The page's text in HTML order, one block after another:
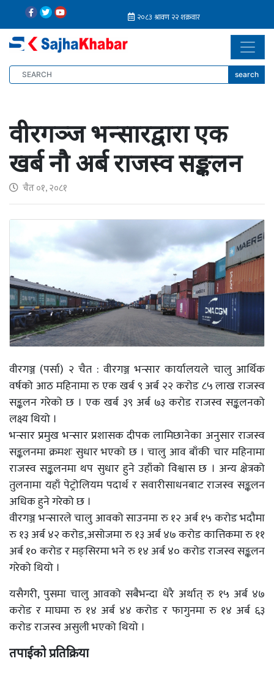
search
वीरगञ्ज भन्सारद्वारा एक
खर्ब नौ अर्ब राजस्व सङ्कलन
चैत ०१, २०८१
वीरगञ्ज (पर्सा) २ चैत : वीरगञ्ज भन्सार कार्यालयले चालु आर्थिक
वर्षको आठ महिनामा रु एक खर्ब ९ अर्ब २२ करोड ८५ लाख राजस्व
सङ्कलन गरेको छ । एक खर्ब ३९ अर्ब ७३ करोड राजस्व सङ्कलनको
लक्ष्य थियो ।
भन्सार प्रमुख भन्सार प्रशासक दीपक लामिछानेका अनुसार राजस्व
सङ्कलनमा क्रमशः सुधार भएको छ । चालु आव बाँकी चार महिनामा
राजस्व सङ्कलनमा थप सुधार हुने उहाँको विश्वास छ । अन्य क्षेत्रको
तुलनामा यहाँ पेट्रोलियम पदार्थ र सवारीसाधनबाट राजस्व सङ्कलन
अधिक हुने गरेको छ ।
वीरगञ्ज भन्सारले चालु आवको साउनमा रु १२ अर्ब १५ करोड भदौमा
रु १३ अर्ब ४२ करोड,असोजमा रु १३ अर्ब ४७ करोड कात्तिकमा रु ११
अर्ब १० करोड र मङ्सिरमा भने रु १४ अर्ब ४० करोड राजस्व सङ्कलन
गरेको थियो ।
यसैगरी, पुसमा चालु आवको सबैभन्दा धेरै अर्थात् रु १५ अर्ब ४७
करोड र माघमा रु १४ अर्ब ४४ करोड र फागुनमा रु १४ अर्ब ६३
करोड राजस्व असुली भएको थियो ।
तपाईको प्रतिक्रिया